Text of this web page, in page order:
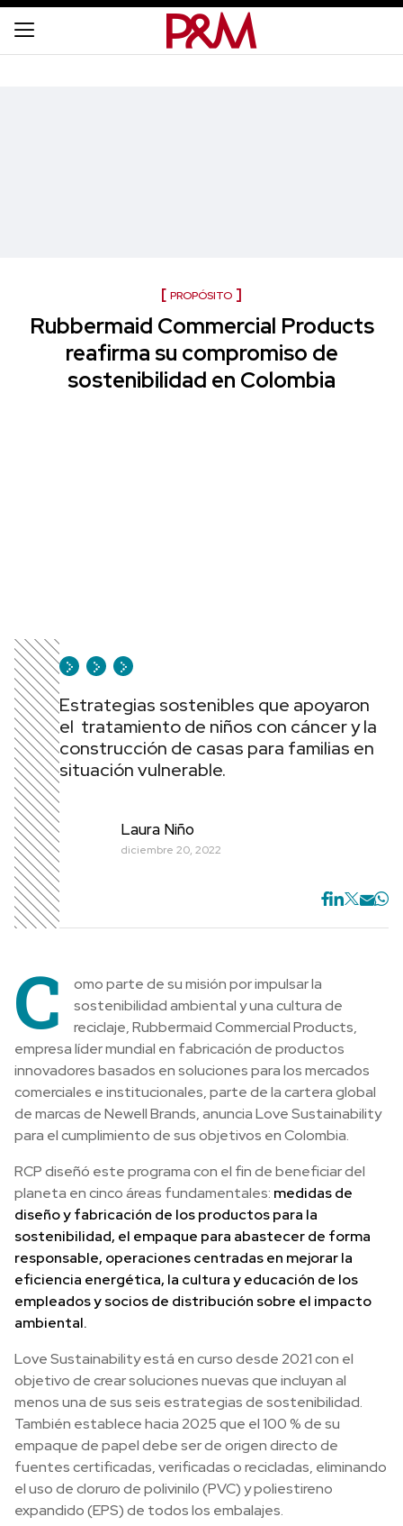
PROPÓSITO
Rubbermaid Commercial Products
reafirma su compromiso de
sostenibilidad en Colombia
Estrategias sostenibles que apoyaron
el tratamiento de niños con cáncer y la
construcción de casas para familias en
situación vulnerable.
Laura Niño
diciembre 20, 2022
C
omo parte de su misión por impulsar la
sostenibilidad ambiental y una cultura de
reciclaje, Rubbermaid Commercial Products,
empresa líder mundial en fabricación de productos
innovadores basados ​​en soluciones para los mercados
comerciales e institucionales, parte de la cartera global
de marcas de Newell Brands, anuncia Love Sustainability
para el cumplimiento de sus objetivos en Colombia.
RCP diseñó este programa con el fin de beneficiar del
planeta en cinco áreas fundamentales: medidas de
diseño y fabricación de los productos para la
sostenibilidad, el empaque para abastecer de forma
responsable, operaciones centradas en mejorar la
eficiencia energética, la cultura y educación de los
empleados y socios de distribución sobre el impacto
ambiental.
Love Sustainability está en curso desde 2021 con el
objetivo de crear soluciones nuevas que incluyan al
menos una de sus seis estrategias de sostenibilidad.
También establece hacia 2025 que el 100 % de su
empaque de papel debe ser de origen directo de
fuentes certificadas, verificadas o recicladas, eliminando
el uso de cloruro de polivinilo (PVC) y poliestireno
expandido (EPS) de todos los embalajes.